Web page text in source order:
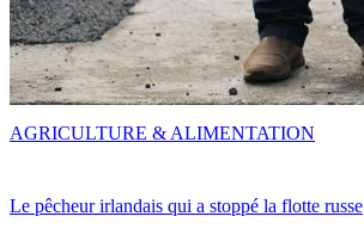
Le pêcheur irlandais qui a stoppé la flotte russe
AGRICULTURE & ALIMENTATION